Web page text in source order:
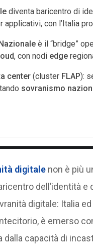
diventa baricentro di
applicativi, con l’Italia
è il “bridge”
, con nodi edge
center(cluster FLAP):
sovranismo
digitalenon è più
dell’identità e
digitale: Italia
è emerso
dalla capacità di